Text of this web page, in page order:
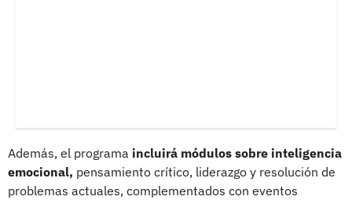
Además, el programa incluirá módulos sobre inteligencia
emocional, pensamiento crítico, liderazgo y resolución de
problemas actuales, complementados con eventos